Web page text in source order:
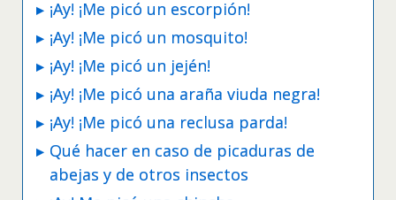
¡Ay! ¡Me picó un escorpión!
¡Ay! ¡Me picó un mosquito!
¡Ay! ¡Me picó un jején!
¡Ay! ¡Me picó una araña viuda negra!
¡Ay! ¡Me picó una reclusa parda!
Qué hacer en caso de picaduras de
abejas y de otros insectos